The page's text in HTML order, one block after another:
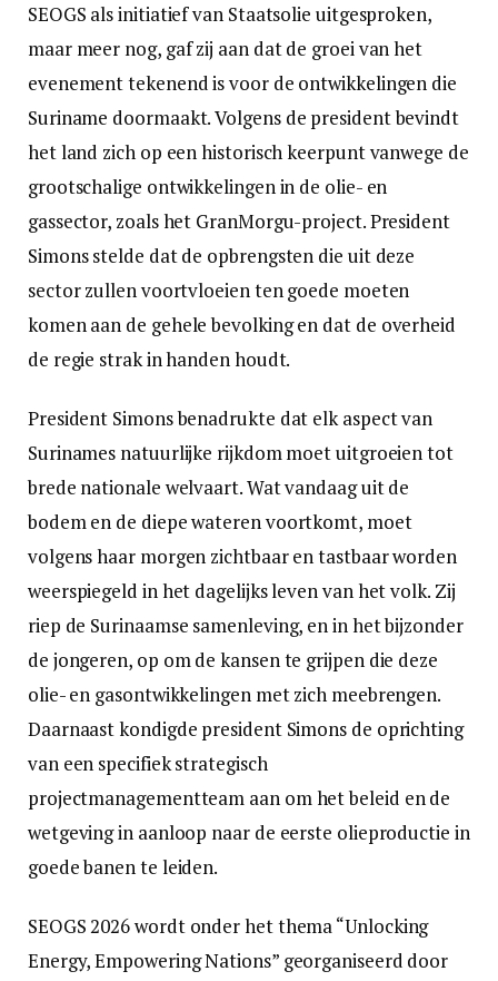
SEOGS als initiatief van Staatsolie uitgesproken,
maar meer nog, gaf zij aan dat de groei van het
evenement tekenend is voor de ontwikkelingen die
Suriname doormaakt. Volgens de president bevindt
het land zich op een historisch keerpunt vanwege de
grootschalige ontwikkelingen in de olie- en
gassector, zoals het GranMorgu-project. President
Simons stelde dat de opbrengsten die uit deze
sector zullen voortvloeien ten goede moeten
komen aan de gehele bevolking en dat de overheid
de regie strak in handen houdt.
President Simons benadrukte dat elk aspect van
Surinames natuurlijke rijkdom moet uitgroeien tot
brede nationale welvaart. Wat vandaag uit de
bodem en de diepe wateren voortkomt, moet
volgens haar morgen zichtbaar en tastbaar worden
weerspiegeld in het dagelijks leven van het volk. Zij
riep de Surinaamse samenleving, en in het bijzonder
de jongeren, op om de kansen te grijpen die deze
olie- en gasontwikkelingen met zich meebrengen.
Daarnaast kondigde president Simons de oprichting
van een specifiek strategisch
projectmanagementteam aan om het beleid en de
wetgeving in aanloop naar de eerste olieproductie in
goede banen te leiden.
SEOGS 2026 wordt onder het thema “Unlocking
Energy, Empowering Nations” georganiseerd door